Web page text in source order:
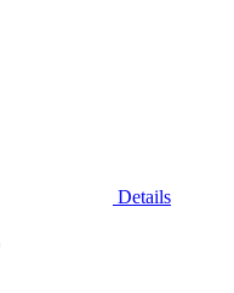
Details